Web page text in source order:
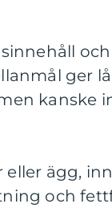
ger
kanske
eller ägg,
och